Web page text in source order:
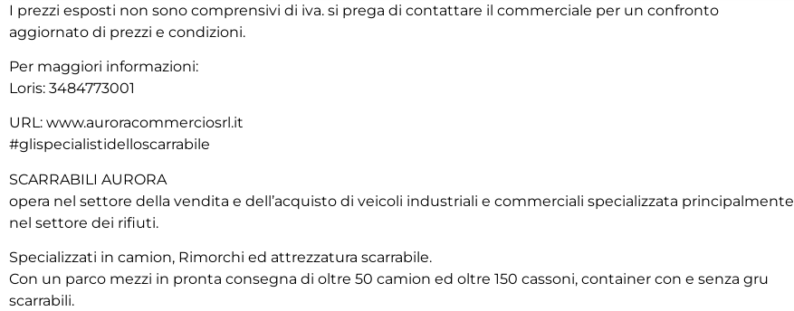
I prezzi esposti non sono comprensivi di iva. si prega di contattare il commerciale per un confronto
aggiornato di prezzi e condizioni.
Per maggiori informazioni:
Loris: 3484773001‬
URL: www.auroracommerciosrl.it
#glispecialistidelloscarrabile
SCARRABILI AURORA
opera nel settore della vendita e dell’acquisto di veicoli industriali e commerciali specializzata principalmente
nel settore dei rifiuti.
Specializzati in camion, Rimorchi ed attrezzatura scarrabile.
Con un parco mezzi in pronta consegna di oltre 50 camion ed oltre 150 cassoni, container con e senza gru
scarrabili.